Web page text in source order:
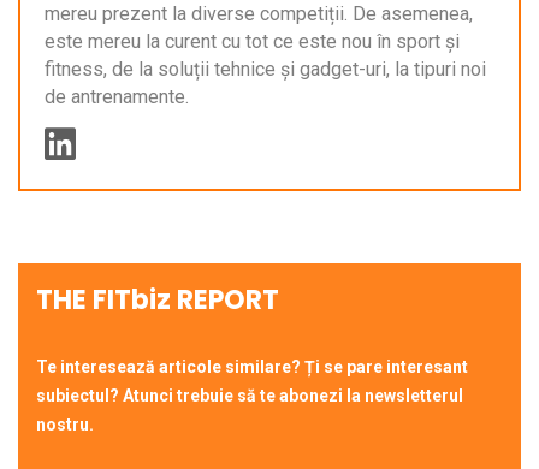
mereu prezent la diverse competiții. De asemenea,
este mereu la curent cu tot ce este nou în sport și
fitness, de la soluții tehnice și gadget-uri, la tipuri noi
de antrenamente.
THE FITbiz REPORT
Te interesează articole similare? Ți se pare interesant
subiectul? Atunci trebuie să te abonezi la newsletterul
nostru.